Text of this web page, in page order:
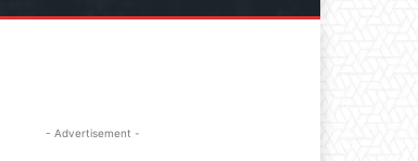
- Advertisement -